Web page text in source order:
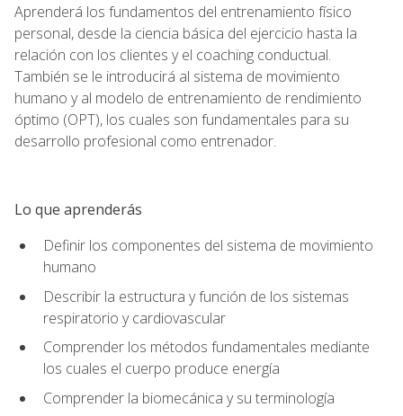
Aprenderá los fundamentos del entrenamiento físico
personal, desde la ciencia básica del ejercicio hasta la
relación con los clientes y el coaching conductual.
También se le introducirá al sistema de movimiento
humano y al modelo de entrenamiento de rendimiento
óptimo (OPT), los cuales son fundamentales para su
desarrollo profesional como entrenador.
Lo que aprenderás
Definir los componentes del sistema de movimiento
humano
Describir la estructura y función de los sistemas
respiratorio y cardiovascular
Comprender los métodos fundamentales mediante
los cuales el cuerpo produce energía
Comprender la biomecánica y su terminología